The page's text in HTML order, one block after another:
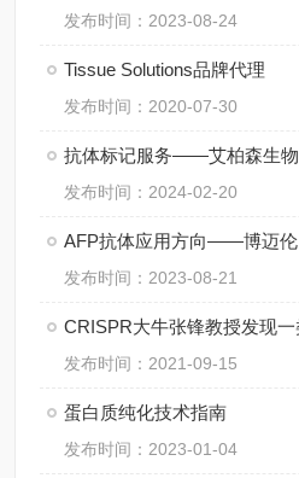
发布时间：2023-08-24
Tissue Solutions品牌代理
发布时间：2020-07-30
抗体标记服务——艾柏森生物
发布时间：2024-02-20
AFP抗体应用方向——博迈伦
发布时间：2023-08-21
发布时间：2021-09-15
蛋白质纯化技术指南
发布时间：2023-01-04